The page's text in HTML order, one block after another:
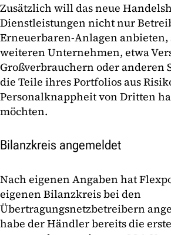
Zusätzlich will das neue
Dienstleistungen nicht nur
Erneuerbaren-Anlagen anbieten,
weiteren Unternehmen, etwa
Großverbrauchern oder anderen
die Teile ihres Portfolios aus
Personalknappheit von Dritten
möchten.
Bilanzkreis angemeldet
Nach eigenen Angaben hat
eigenen Bilanzkreis bei den
Übertragungsnetzbetreibern
habe der Händler bereits die